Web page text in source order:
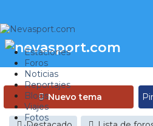
Estaciones
Foros
Noticias
Reportajes
Blogs
Viajes
Fotos
Nuevo tema